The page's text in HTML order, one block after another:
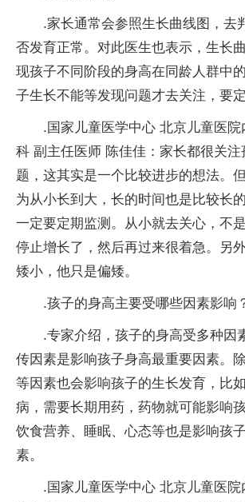
.家长通常会参照生长曲线图，去
否发育正常。对此医生也表示，生长
现孩子不同阶段的身高在同龄人群中
子生长不能等发现问题才去关注，要定
.国家儿童医学中心 北京儿童医
科 副主任医师 陈佳佳：家长都很关注
题，这其实是一个比较进步的想法。
为从小长到大，长的时间也是比较长
一定要定期监测。从小就去关心，不
停止增长了，然后再过来很着急。另
矮小，他只是偏矮。
.孩子的身高主要受哪些因素影响
.专家介绍，孩子的身高受多种因
传因素是影响孩子身高最重要因素。
等因素也会影响孩子的生长发育，比
病，需要长期用药，药物就可能影响
饮食营养、睡眠、心态等也是影响孩
素。
.国家儿童医学中心 北京儿童医